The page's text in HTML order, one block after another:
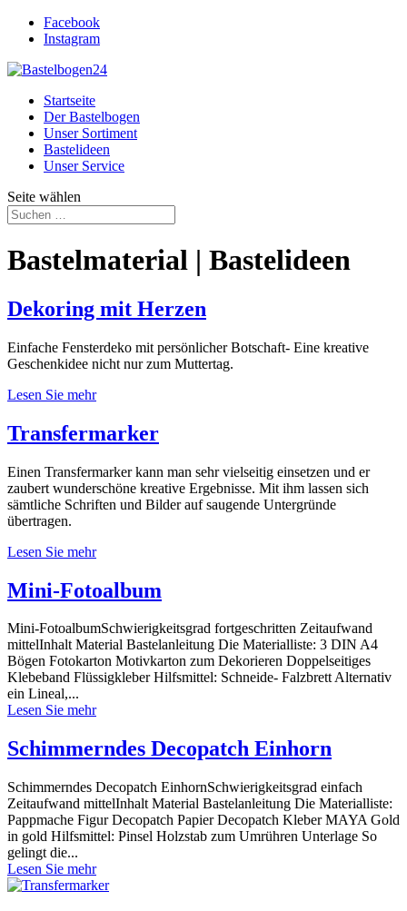
Facebook
Instagram
Startseite
Der Bastelbogen
Unser Sortiment
Bastelideen
Unser Service
Seite wählen
Bastelmaterial | Bastelideen
Dekoring mit Herzen
Einfache Fensterdeko mit persönlicher Botschaft- Eine kreative
Geschenkidee nicht nur zum Muttertag.
Lesen Sie mehr
Transfermarker
Einen Transfermarker kann man sehr vielseitig einsetzen und er
zaubert wunderschöne kreative Ergebnisse. Mit ihm lassen sich
sämtliche Schriften und Bilder auf saugende Untergründe
übertragen.
Lesen Sie mehr
Mini-Fotoalbum
Mini-FotoalbumSchwierigkeitsgrad fortgeschritten Zeitaufwand
mittelInhalt Material Bastelanleitung Die Materialliste: 3 DIN A4
Bögen Fotokarton Motivkarton zum Dekorieren Doppelseitiges
Klebeband Flüssigkleber Hilfsmittel: Schneide- Falzbrett Alternativ
ein Lineal,...
Lesen Sie mehr
Schimmerndes Decopatch Einhorn
Schimmerndes Decopatch EinhornSchwierigkeitsgrad einfach
Zeitaufwand mittelInhalt Material Bastelanleitung Die Materialliste:
Pappmache Figur Decopatch Papier Decopatch Kleber MAYA Gold
in gold Hilfsmittel: Pinsel Holzstab zum Umrühren Unterlage So
gelingt die...
Lesen Sie mehr